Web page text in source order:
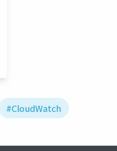
#CloudWatch